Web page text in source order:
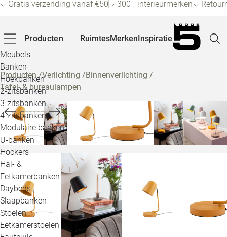
Gratis verzending vanaf €50 300+ interieurmerken
Producten
Meubels
Banken
Hoekbanken
2-zitsbanken
3-zitsbanken
4-zitsbanken
Modulaire banken
U-banken
Hockers
Hal- &
Eetkamerbanken
Daybeds
Slaapbanken
Stoelen
Eetkamerstoelen
RuimtesMerkenInspiratie
Producten/Verlichting /Binnenverlichting /
Tafel- & bureaulampen